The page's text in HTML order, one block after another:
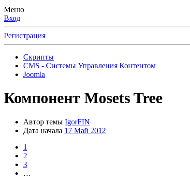
Меню
Вход
Регистрация
Скрипты
CMS - Системы Управления Контентом
Joomla
Компонент Mosets Tree
Автор темы IgorFIN
Дата начала 17 Май 2012
1
2
3
…